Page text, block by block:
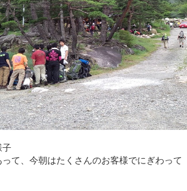
子
て、今朝はたくさんのお客様でにぎわって